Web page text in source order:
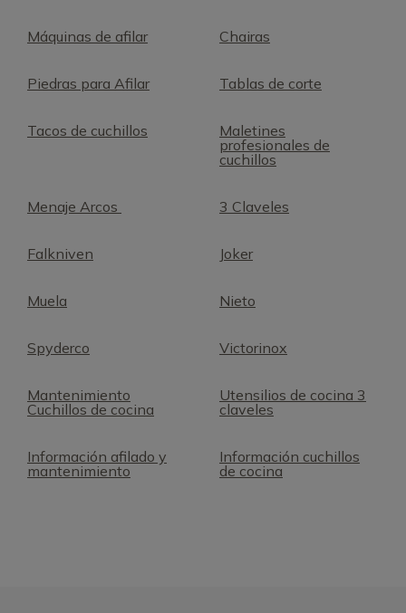
Máquinas de afilar Chairas
Piedras para Afilar Tablas de corte
Tacos de cuchillos
Maletines
profesionales de
cuchillos
Menaje Arcos 3 Claveles
Falkniven Joker
Muela Nieto
Spyderco Victorinox
Mantenimiento
Cuchillos de cocina
Utensilios de cocina 3
claveles
Información afilado y
mantenimiento
Información cuchillos
de cocina